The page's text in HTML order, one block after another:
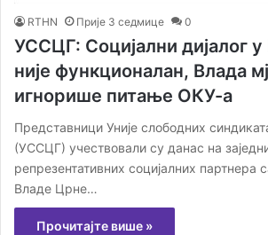
RTHN Прије 3 седмице 0
УССЦГ: Социјални дијалог у
није функционалан, Влада
игнорише питање ОКУ-а
Представници Уније слободних
(УССЦГ) учествовали су данас на
репрезентативних социјалних партнера
Владе Црне…
Прочитајте више »